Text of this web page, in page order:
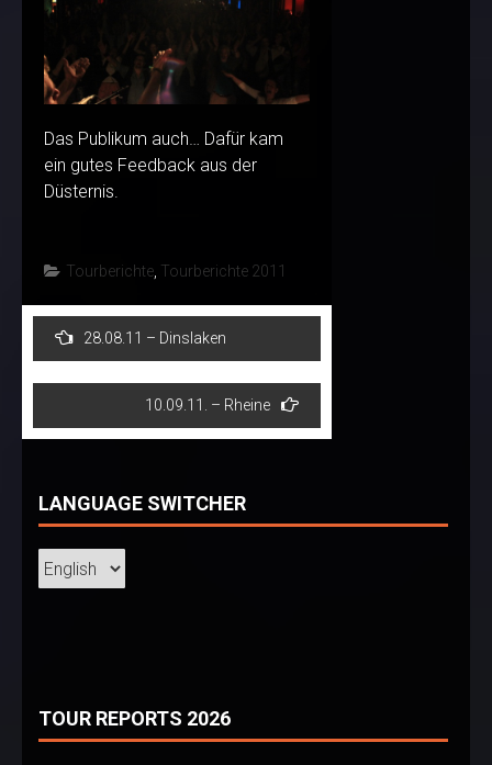
Das Publikum auch… Dafür kam
ein gutes Feedback aus der
Düsternis.
Tourberichte, Tourberichte 2011
Post
navigation
28.08.11 – Dinslaken
10.09.11. – Rheine
LANGUAGE SWITCHER
TOUR REPORTS 2026